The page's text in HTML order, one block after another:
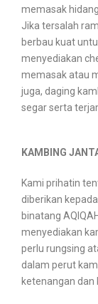
memasak
Jika tersalah
berbau kuat
menyediakan
memasak atau
juga, daging
segar serta
KAMBING
Kami prihatin
diberikan
binatang
menyediakan
perlu rungsing
dalam perut
ketenangan dan